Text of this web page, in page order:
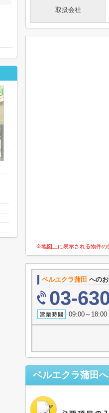
取扱会社
※地図上に表示される物件の
ベルエクラ蒲田 への
03-
09:00～
ベルエクラ蒲田